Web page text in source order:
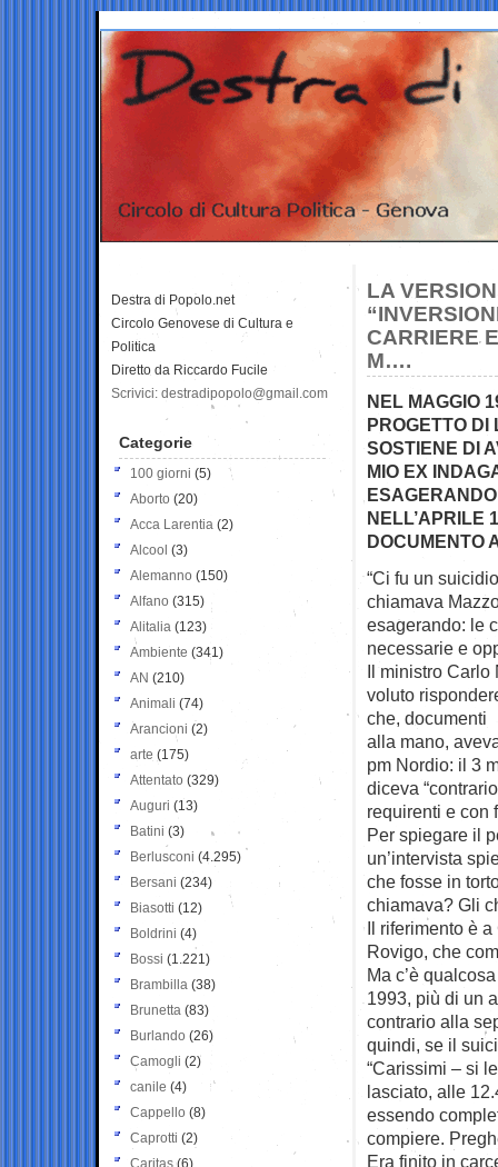
LA
CARRIERE
M….
NEL MAGGIO
PROGETTO DI
SOSTIENE DI
MIO EX
NELL’APRILE
DOCUMENTO
“Ci fu un
chiamava
esagerando: le
necessarie e
Il ministro Carlo
voluto
che, documenti
alla mano,
pm Nordio: il 3
diceva
requirenti e con
Per spiegare il
un’intervista
che fosse in
chiamava? Gli
Il riferimento è
Rovigo, che
Ma c’è
1993, più di un
contrario alla
quindi, se il
“Carissimi – si
lasciato, alle
essendo
compiere.
Era finito in
Destra di Popolo.net
Circolo Genovese di Cultura e
Politica
Diretto da Riccardo Fucile
Scrivici: destradipopolo@gmail.com
Categorie
100 giorni (5)
Aborto (20)
Acca Larentia (2)
Alcool (3)
Alemanno (150)
Alfano (315)
Alitalia (123)
Ambiente (341)
AN (210)
Animali (74)
Arancioni (2)
arte (175)
Attentato (329)
Auguri (13)
Batini (3)
Berlusconi (4.295)
Bersani (234)
Biasotti (12)
Boldrini (4)
Bossi (1.221)
Brambilla (38)
Brunetta (83)
Burlando (26)
Camogli (2)
canile (4)
Cappello (8)
Caprotti (2)
Caritas (6)